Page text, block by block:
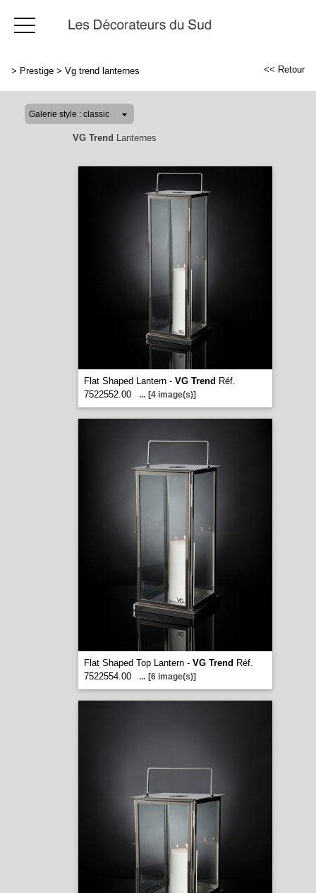
> Prestige > Vg trend lanternes << Retour
VG Trend Lanternes
Flat Shaped Lantern - VG Trend Réf.
7522552.00
... [4 image(s)]
Flat Shaped Top Lantern - VG Trend Réf.
7522554.00
... [6 image(s)]